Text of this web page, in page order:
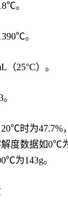
。
。
（25°C）。
时为47.7%
度数据如0℃
为143g。